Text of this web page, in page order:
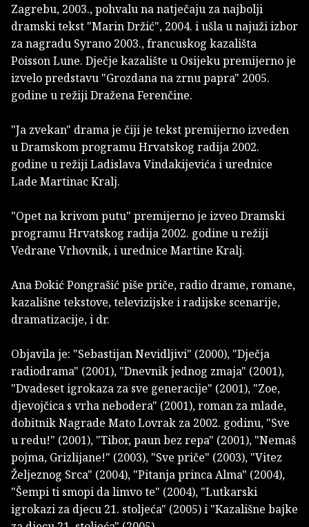
Zagrebu, 2003., pohvalu na natječaju za najbolji
dramski tekst "Marin Držić", 2004. i ušla u najuži izbor
za nagradu Syrano 2003., francuskog kazališta
Poisson Lune. Dječje kazalište u Osijeku premijerno je
izvelo predstavu "Grozdana na zrnu papra" 2005.
godine u režiji Dražena Ferenčine.
"Ja zvekan" drama je čiji je tekst premijerno izveden
u Dramskom programu Hrvatskog radija 2002.
godine u režiji Ladislava Vindakijevića i urednice
Lade Martinac Kralj.
"Opet na krivom putu" premijerno je izveo Dramski
programu Hrvatskog radija 2002. godine u režiji
Vedrane Vrhovnik, i urednice Martine Kralj.
Ana Ðokić Pongrašić piše priče, radio drame, romane,
kazališne tekstove, televizijske i radijske scenarije,
dramatizacije, i dr.
Objavila je: "Sebastijan Nevidljivi" (2000), "Dječja
radiodrama" (2001), "Dnevnik jednog zmaja" (2001),
"Dvadeset igrokaza za sve generacije" (2001), "Zoe,
djevojčica s vrha nebodera" (2001), roman za mlade,
dobitnik Nagrade Mato Lovrak za 2002. godinu, "Sve
u redu!" (2001), "Tibor, paun bez repa" (2001), "Nemaš
pojma, Grizlijane!" (2003), "Sve priče" (2003), "Vitez
Željeznog Srca" (2004), "Pitanja princa Alma" (2004),
"Šempi ti smopi da limvo te" (2004), "Lutkarski
igrokazi za djecu 21. stoljeća" (2005) i "Kazališne bajke